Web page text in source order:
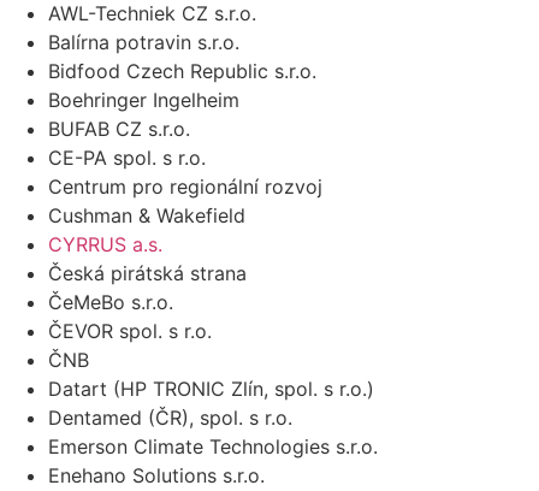
AWL-Techniek CZ s.r.o.
Balírna potravin s.r.o.
Bidfood Czech Republic s.r.o.
Boehringer Ingelheim
BUFAB CZ s.r.o.
CE-PA spol. s r.o.
Centrum pro regionální rozvoj
Cushman & Wakefield
CYRRUS a.s.
Česká pirátská strana
ČeMeBo s.r.o.
ČEVOR spol. s r.o.
ČNB
Datart (HP TRONIC Zlín, spol. s r.o.)
Dentamed (ČR), spol. s r.o.
Emerson Climate Technologies s.r.o.
Enehano Solutions s.r.o.